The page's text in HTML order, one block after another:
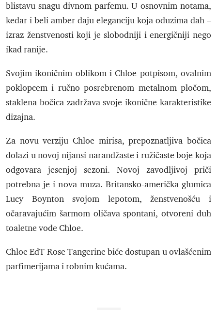
blistavu snagu divnom parfemu. U osnovnim notama,
kedar i beli amber daju eleganciju koja oduzima dah –
izraz ženstvenosti koji je slobodniji i energičniji nego
ikad ranije.
Svojim ikoničnim oblikom i Chloe potpisom, ovalnim
poklopcem i ručno posrebrenom metalnom pločom,
staklena bočica zadržava svoje ikonične karakteristike
dizajna.
Za novu verziju Chloe mirisa, prepoznatljiva bočica
dolazi u novoj nijansi narandžaste i ružičaste boje koja
odgovara jesenjoj sezoni. Novoj zavodljivoj priči
potrebna je i nova muza. Britansko-američka glumica
Lucy Boynton svojom lepotom, ženstvenošću i
očaravajućim šarmom oličava spontani, otvoreni duh
toaletne vode Chloe.
Chloe EdT Rose Tangerine biće dostupan u ovlašćenim
parfimerijama i robnim kućama.